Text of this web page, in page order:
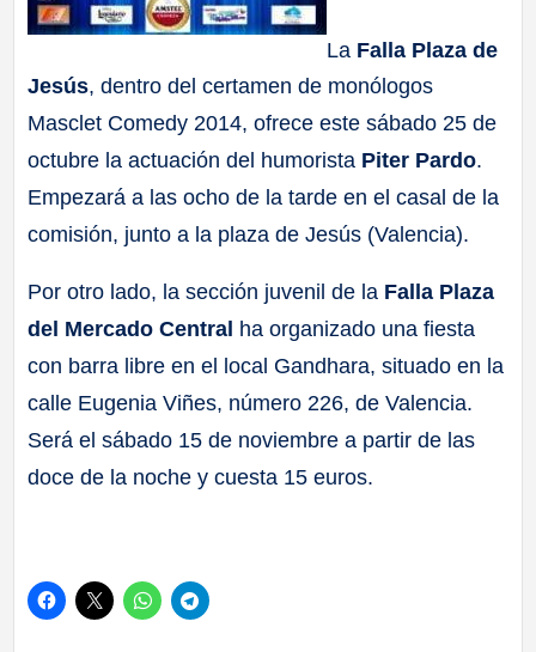
La Falla Plaza de
Jesús, dentro del certamen de monólogos
Masclet Comedy 2014, ofrece este sábado 25 de
octubre la actuación del humorista Piter Pardo.
Empezará a las ocho de la tarde en el casal de la
comisión, junto a la plaza de Jesús (Valencia).
Por otro lado, la sección juvenil de la Falla Plaza
del Mercado Central ha organizado una fiesta
con barra libre en el local Gandhara, situado en la
calle Eugenia Viñes, número 226, de Valencia.
Será el sábado 15 de noviembre a partir de las
doce de la noche y cuesta 15 euros.